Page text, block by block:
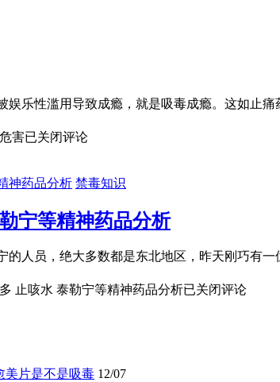
乐性滥用导致成瘾，就是吸毒成瘾。这如止
害已关闭评论
禁毒知识
宁等精神药品分析
人员，绝大多数都是东北地区，昨天刚巧有
止咳水 泰勒宁等精神药品分析已关闭评论
美片是不是吸毒 12/07